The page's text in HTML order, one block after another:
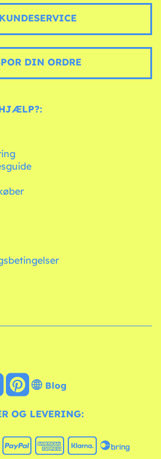
KUNDESERVICE
DIN ORDRE
HJÆLP?:
Blog
OG LEVERING: